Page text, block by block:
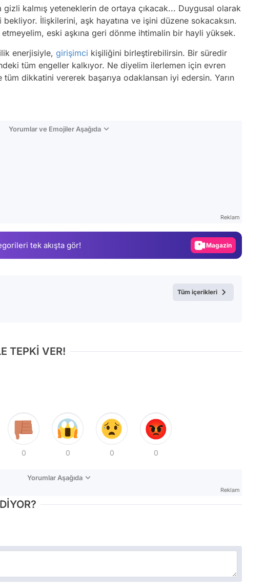
gizli kalmış yeteneklerin de ortaya çıkacak... Duygusal olarak
İlişkilerini, aşk hayatına ve işini düzene sokacaksın.
eski aşkına geri dönme ihtimalin bir hayli yüksek.
enerjisiyle, girişimci kişiliğini birleştirebilirsin. Bir süredir
tüm engeller kalkıyor. Ne diyelim ilerlemen için evren
dikkatini vererek başarıya odaklansan iyi edersin. Yarın
Yorumlar ve Emojiler Aşağıda
Reklam
tek akışta gör! Magazin
Tüm içerikleri
TEPKİ VER!
0 0 0 0
Yorumlar Aşağıda
Reklam